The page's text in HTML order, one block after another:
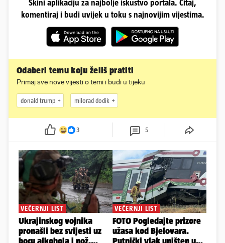
Skini aplikaciju za najbolje iskustvo portala. Čitaj,
komentiraj i budi uvijek u toku s najnovijim vijestima.
Odaberi temu koju želiš pratiti
Primaj sve nove vijesti o temi i budi u tijeku
donald trump milorad dodik
3 5